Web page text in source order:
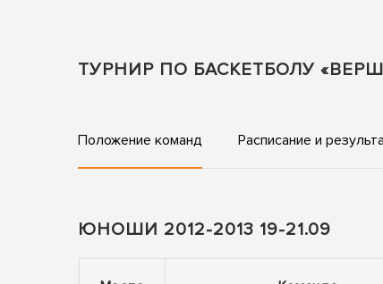
ТУРНИР ПО БАСКЕТБОЛУ
Положение команд Расписание и
ЮНОШИ 2012-2013 19-21.09